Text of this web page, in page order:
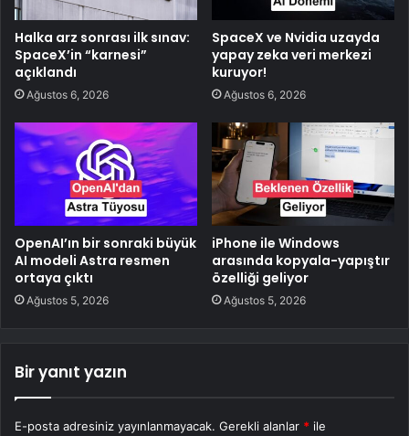
Halka arz sonrası ilk sınav:
SpaceX’in “karnesi”
açıklandı
Ağustos 6, 2026
SpaceX ve Nvidia uzayda
yapay zeka veri merkezi
kuruyor!
Ağustos 6, 2026
OpenAI’ın bir sonraki büyük
AI modeli Astra resmen
ortaya çıktı
Ağustos 5, 2026
iPhone ile Windows
arasında kopyala-yapıştır
özelliği geliyor
Ağustos 5, 2026
Bir yanıt yazın
E-posta adresiniz yayınlanmayacak. Gerekli alanlar * ile